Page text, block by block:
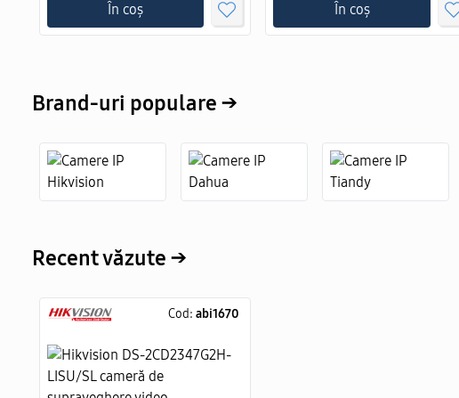
În coș În coș
Brand-uri populare →
Recent văzute →
Cod:abi1670